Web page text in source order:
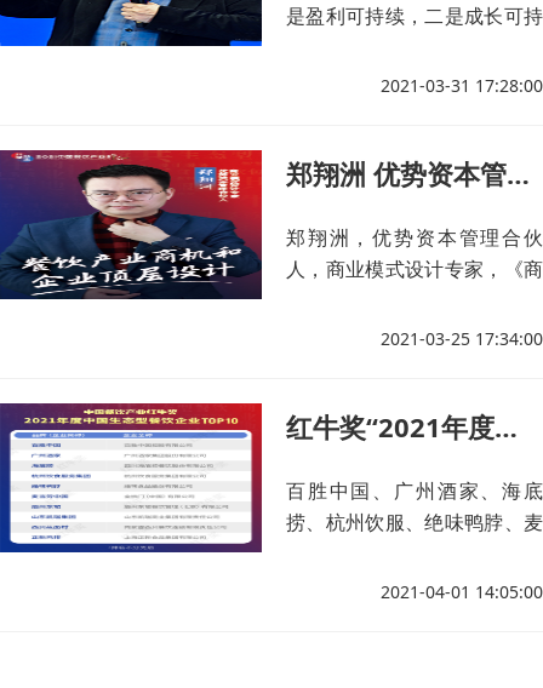
是盈利可持续，二是成长可持
2021-03-31 17:28:00
郑翔洲 优势资本管理合伙人，商业模式设计专家
郑翔洲，优势资本管理合伙
人，商业模式设计专家，《商
商业模式设计专家，当当网畅
作者。
2021-03-25 17:34:00
红牛奖“2021年度中国生态型餐饮企业TOP10”正式揭晓
百胜中国、广州酒家、海底
捞、杭州饮服、绝味鸭脖、麦
瑞集团、西贝莜面村、正新鸡
2021-04-01 14:05:00